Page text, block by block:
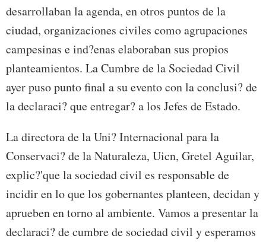
desarrollaban la agenda, en otros puntos de la
ciudad, organizaciones civiles como agrupaciones
campesinas e ind?enas elaboraban sus propios
planteamientos. La Cumbre de la Sociedad Civil
ayer puso punto final a su evento con la conclusi? de
la declaraci? que entregar? a los Jefes de Estado.
La directora de la Uni? Internacional para la
Conservaci? de la Naturaleza, Uicn, Gretel Aguilar,
explic?'que la sociedad civil es responsable de
incidir en lo que los gobernantes planteen, decidan y
aprueben en torno al ambiente. Vamos a presentar la
declaraci? de cumbre de sociedad civil y esperamos